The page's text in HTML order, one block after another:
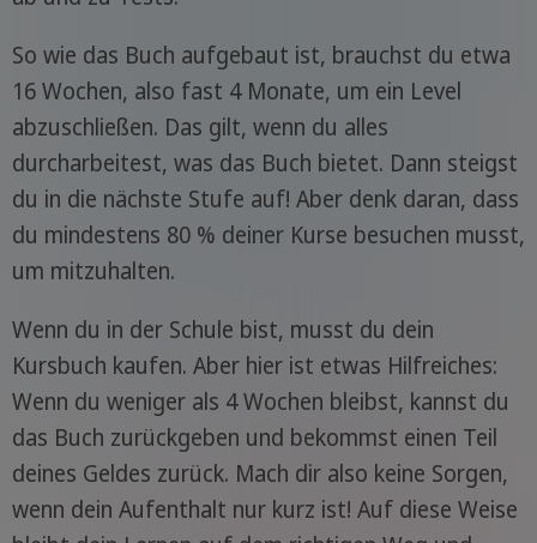
So wie das Buch aufgebaut ist, brauchst du etwa
16 Wochen, also fast 4 Monate, um ein Level
abzuschließen. Das gilt, wenn du alles
durcharbeitest, was das Buch bietet. Dann steigst
du in die nächste Stufe auf! Aber denk daran, dass
du mindestens 80 % deiner Kurse besuchen musst,
um mitzuhalten.
Wenn du in der Schule bist, musst du dein
Kursbuch kaufen. Aber hier ist etwas Hilfreiches:
Wenn du weniger als 4 Wochen bleibst, kannst du
das Buch zurückgeben und bekommst einen Teil
deines Geldes zurück. Mach dir also keine Sorgen,
wenn dein Aufenthalt nur kurz ist! Auf diese Weise